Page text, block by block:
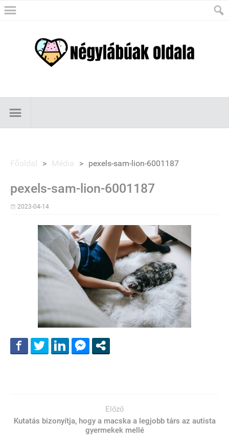
Főoldal > Média > pexels-sam-lion-6001187
pexels-sam-lion-6001187
2023-04-14
Előző
Kutatás bizonyítja, hogy a macska a legjobb társ az autista
gyermekek mellé